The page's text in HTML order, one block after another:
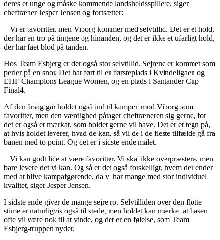
deres er unge og måske kommende landsholdsspillere, siger
cheftræner Jesper Jensen og fortsætter:
– Vi er favoritter, men Viborg kommer med selvtillid. Det er et hold,
der har en tro på tingene og hinanden, og det er ikke et ufarligt hold,
der har fået blod på tanden.
Hos Team Esbjerg er der også stor selvtillid. Sejrene er kommet som
perler på en snor. Det har ført til en førsteplads i Kvindeligaen og
EHF Champions League Women, og en plads i Santander Cup
Final4.
Af den årsag går holdet også ind til kampen mod Viborg som
favoritter, men den værdighed påtager cheftræneren sig gerne, for
det er også et mærkat, som holdet gerne vil have. Det er et tegn på,
at hvis holdet leverer, hvad de kan, så vil de i de fleste tilfælde gå fra
banen med to point. Og det er i sidste ende målet.
– Vi kan godt lide at være favoritter. Vi skal ikke overpræstere, men
bare levere det vi kan. Og så er det også forskelligt, hvem der ender
med at blive kampafgørende, da vi har mange med stor individuel
kvalitet, siger Jesper Jensen.
I sidste ende giver de mange sejre ro. Selvtilliden over den flotte
stime er naturligvis også til stede, men holdet kan mærke, at basen
ofte vil være nok til at vinde, og det er en følelse, som Team
Esbjerg-truppen nyder.